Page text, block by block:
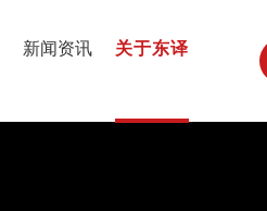
新闻资讯 关于东译